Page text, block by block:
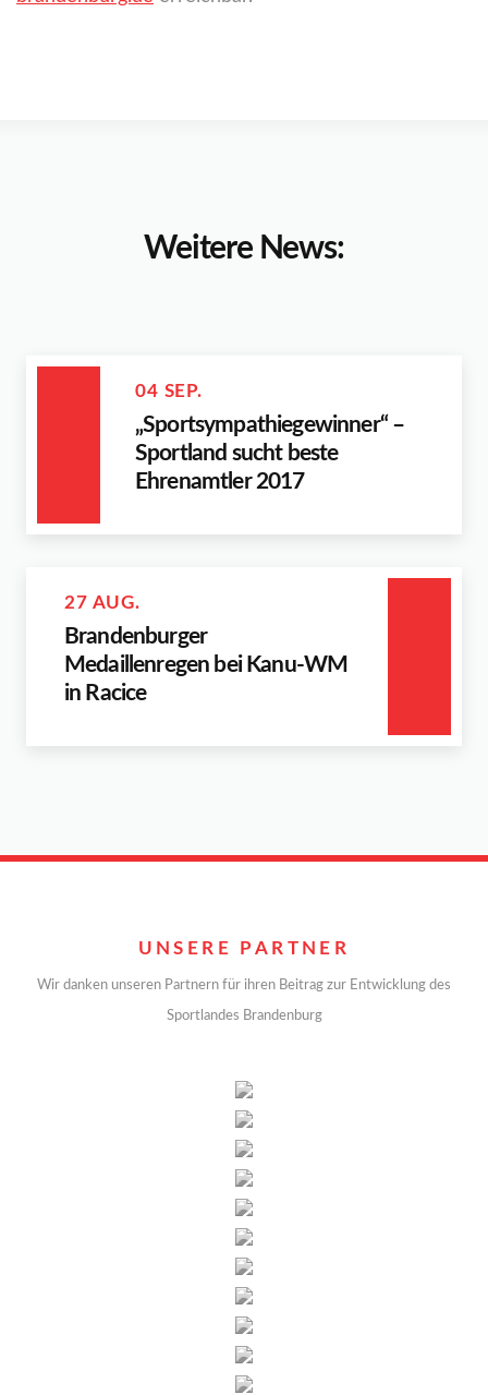
Weitere News:
04 SEP.
„Sportsympathiegewinner“ –
Sportland sucht beste
Ehrenamtler 2017
27 AUG.
Brandenburger
Medaillenregen bei Kanu-WM
in Racice
UNSERE PARTNER
Wir danken unseren Partnern für ihren Beitrag zur Entwicklung des
Sportlandes Brandenburg